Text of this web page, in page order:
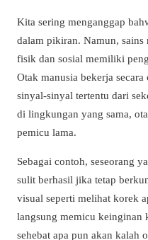
Kita sering menganggap
dalam pikiran. Namun,
fisik dan sosial memiliki
Otak manusia bekerja
sinyal-sinyal tertentu dari
di lingkungan yang sama,
pemicu lama.
Sebagai contoh, seseorang
sulit berhasil jika tetap
visual seperti melihat korek
langsung memicu keinginan
sehebat apa pun akan kalah